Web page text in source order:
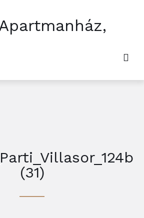
(31)